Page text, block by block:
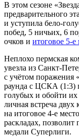
В этом сезоне
предварительного
и уступила бело-
побед, 5 ничьих, 6
очков и итоговое 5-е
Неплохо пермская
увезла из Санкт-
с учётом поражения
раунда с ЦСКА (1:3)
голубых и обойти их
личная встреча
на итоговое 4-е
раскладах, позволит
медали Суперлиги.